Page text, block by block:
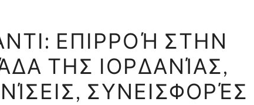
ΑΛ-
ΣΑΆΝΤΙ:
ΕΠΙΡΡΟΉ
ΣΤΗΝ
ΕΠΙΡΡΟΉ ΣΤΗΝ
ΤΗΣ ΙΟΡΔΑΝΊΑΣ,
ΣΥΝΕΙΣΦΟΡΈΣ